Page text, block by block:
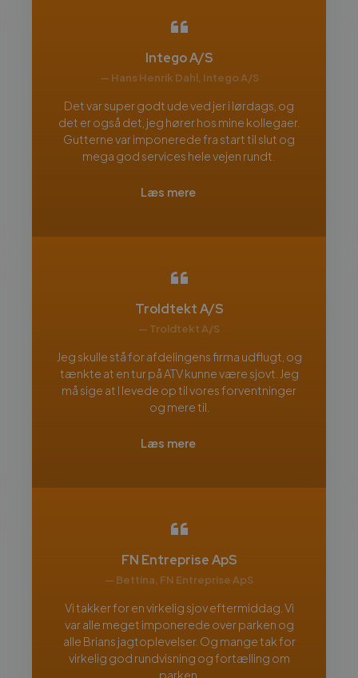
Intego A/S
— Hans Henrik Dahl, Intego A/S
Det var super godt ude ved jer i lørdags, og
det er også det, jeg hører hos mine kollegaer.
Gutterne var imponerede fra start til slut og
mega god services hele vejen rundt.
Læs mere
Troldtekt A/S
— Troldtekt A/S
Jeg skulle stå for afdelingens firma udflugt, og
tænkte at en tur på ATV kunne være sjovt. Jeg
må sige at I levede op til vores forventninger
og mere til.
Læs mere
FN Entreprise ApS
— Bettina, FN Entreprise ApS
Vi takker for en virkelig sjov eftermiddag. Vi
var alle meget imponerede over parken og
alle Brians jagtoplevelser. Og mange tak for
virkelig god rundvisning og fortælling om
parken.